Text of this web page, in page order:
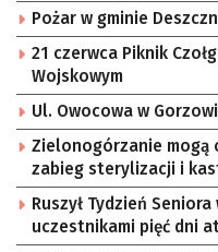
Pożar w gminie
21 czerwca Piknik
Wojskowym
Ul. Owocowa w
Zielonogórzanie mogą
zabieg sterylizacji i
Ruszył Tydzień
uczestnikami pięć dni